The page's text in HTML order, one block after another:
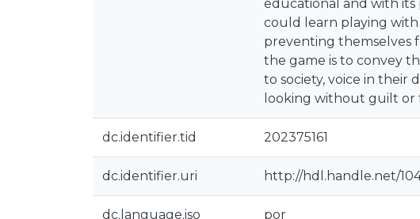
educational and with its
could learn playing
preventing themselves
the game is to convey
to society, voice in their
looking without guilt or
dc.identifier.tid 202375161
dc.identifier.uri http://hdl.handle.net/
dc.language.iso por